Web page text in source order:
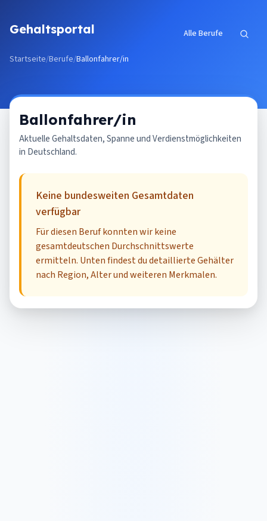
Gehaltsportal Alle Berufe
Startseite/Berufe/Ballonfahrer/in
Ballonfahrer/in
Aktuelle Gehaltsdaten, Spanne und Verdienstmöglichkeiten
in Deutschland.
Keine bundesweiten Gesamtdaten
verfügbar
Für diesen Beruf konnten wir keine
gesamtdeutschen Durchschnittswerte
ermitteln. Unten findest du detaillierte Gehälter
nach Region, Alter und weiteren Merkmalen.